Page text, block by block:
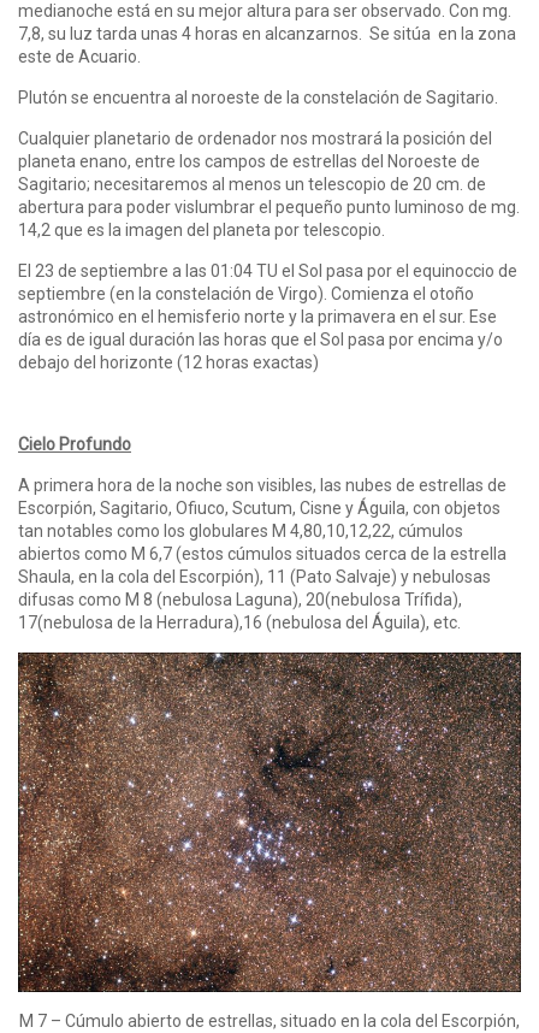
medianoche está en su mejor altura para ser observado. Con mg.
7,8, su luz tarda unas 4 horas en alcanzarnos. Se sitúa en la zona
este de Acuario.
Plutón se encuentra al noroeste de la constelación de Sagitario.
Cualquier planetario de ordenador nos mostrará la posición del
planeta enano, entre los campos de estrellas del Noroeste de
Sagitario; necesitaremos al menos un telescopio de 20 cm. de
abertura para poder vislumbrar el pequeño punto luminoso de mg.
14,2 que es la imagen del planeta por telescopio.
El 23 de septiembre a las 01:04 TU el Sol pasa por el equinoccio de
septiembre (en la constelación de Virgo). Comienza el otoño
astronómico en el hemisferio norte y la primavera en el sur. Ese
día es de igual duración las horas que el Sol pasa por encima y/o
debajo del horizonte (12 horas exactas)
Cielo Profundo
A primera hora de la noche son visibles, las nubes de estrellas de
Escorpión, Sagitario, Ofiuco, Scutum, Cisne y Águila, con objetos
tan notables como los globulares M 4,80,10,12,22, cúmulos
abiertos como M 6,7 (estos cúmulos situados cerca de la estrella
Shaula, en la cola del Escorpión), 11 (Pato Salvaje) y nebulosas
difusas como M 8 (nebulosa Laguna), 20(nebulosa Trífida),
17(nebulosa de la Herradura),16 (nebulosa del Águila), etc.
M 7 – Cúmulo abierto de estrellas, situado en la cola del Escorpión,